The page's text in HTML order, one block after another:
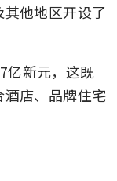
他地区开设了
亿新元，这既
店、品牌住宅